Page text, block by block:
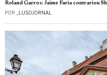
Roland Garros: Jaime Faria contrariou
POR _LUSOJORNAL